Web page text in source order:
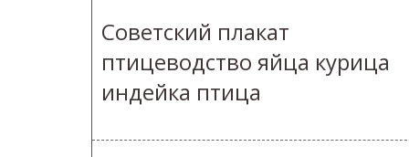
Советский плакат
птицеводство яйца курица
индейка птица